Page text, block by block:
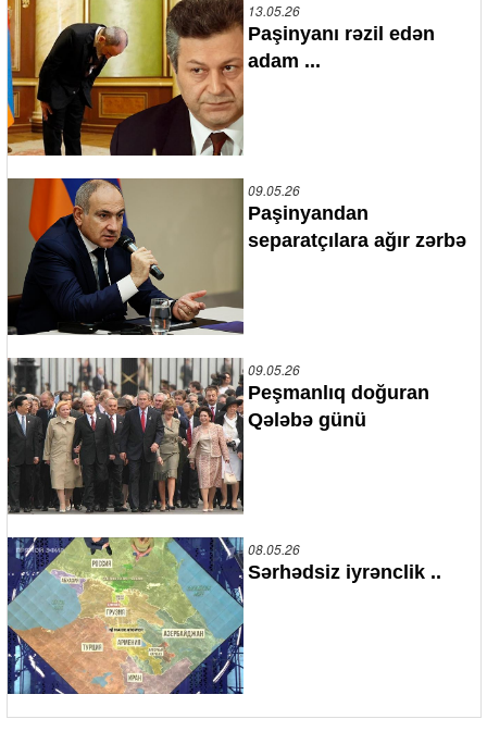
13.05.26
Paşinyanı rəzil edən
adam ...
09.05.26
Paşinyandan
separatçılara ağır zərbə
09.05.26
Peşmanlıq doğuran
Qələbə günü
08.05.26
Sərhədsiz iyrənclik ..